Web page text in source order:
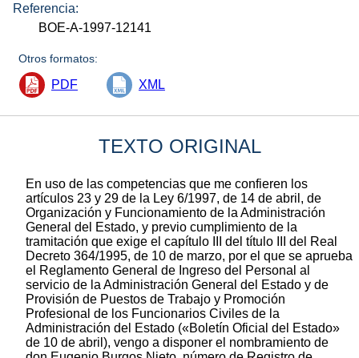
Referencia:
BOE-A-1997-12141
Otros formatos:
PDF XML
TEXTO ORIGINAL
En uso de las competencias que me confieren los
artículos 23 y 29 de la Ley 6/1997, de 14 de abril, de
Organización y Funcionamiento de la Administración
General del Estado, y previo cumplimiento de la
tramitación que exige el capítulo III del título III del Real
Decreto 364/1995, de 10 de marzo, por el que se aprueba
el Reglamento General de Ingreso del Personal al
servicio de la Administración General del Estado y de
Provisión de Puestos de Trabajo y Promoción
Profesional de los Funcionarios Civiles de la
Administración del Estado («Boletín Oficial del Estado»
de 10 de abril), vengo a disponer el nombramiento de